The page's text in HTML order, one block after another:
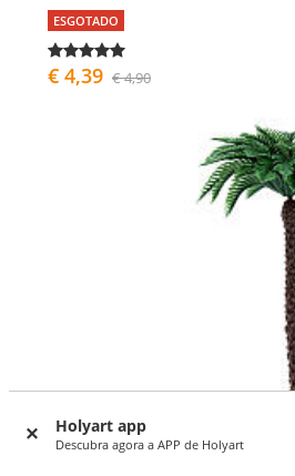
Holyart app
Descubra agora a APP de Holyart
ESGOTADO
€ 4,39 € 4,90